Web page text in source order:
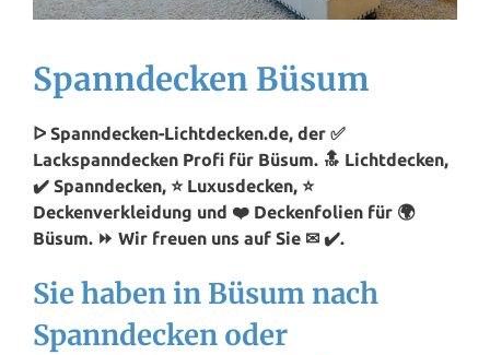
Spanndecken Büsum
ᐅ Spanndecken-Lichtdecken.de, der ✅
Lackspanndecken Profi für Büsum. 🔝 Lichtdecken,
✔️ Spanndecken, ⭐ Luxusdecken, ⭐
Deckenverkleidung und ❤️ Deckenfolien für 🌍
Büsum. ⏩ Wir freuen uns auf Sie ✉ ✔️.
Sie haben in Büsum nach
Spanndecken oder